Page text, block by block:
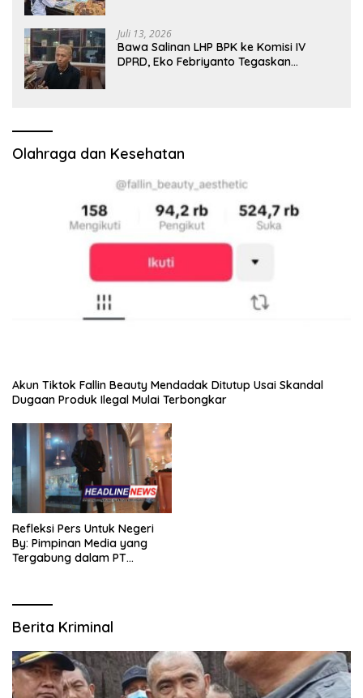
Juli 13, 2026
Bawa Salinan LHP BPK ke Komisi IV
DPRD, Eko Febriyanto Tegaskan
Olahraga dan Kesehatan
Akun Tiktok Fallin Beauty Mendadak Ditutup Usai Skandal
Dugaan Produk Ilegal Mulai Terbongkar
Refleksi Pers Untuk Negeri
By: Pimpinan Media yang
Tergabung dalam PT
Berita Kriminal